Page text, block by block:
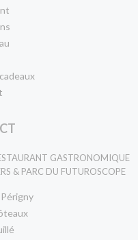
GASTRONOMIQUE
& PARC DU FUTUROSCOPE